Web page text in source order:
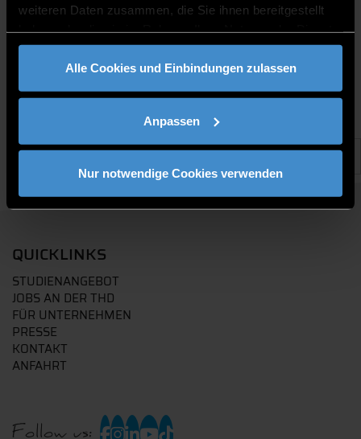
weiteren Daten zusammen, die Sie ihnen bereitgestellt
gesammelt haben.
Alle Cookies und Einbindungen zulassen
Anpassen
Nur notwendige Cookies verwenden
QUICKLINKS
STUDIENANGEBOT
JOBS AN DER THD
FÜR UNTERNEHMEN
PRESSE
KONTAKT
ANFAHRT
Follow us: